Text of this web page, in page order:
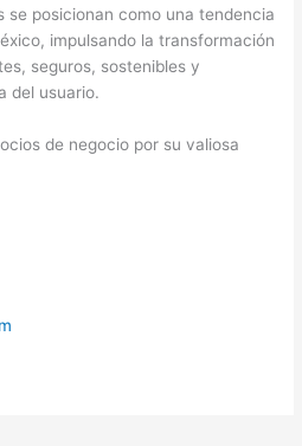
se posicionan como una tendencia
impulsando la transformación
seguros, sostenibles y
del usuario.
de negocio por su valiosa